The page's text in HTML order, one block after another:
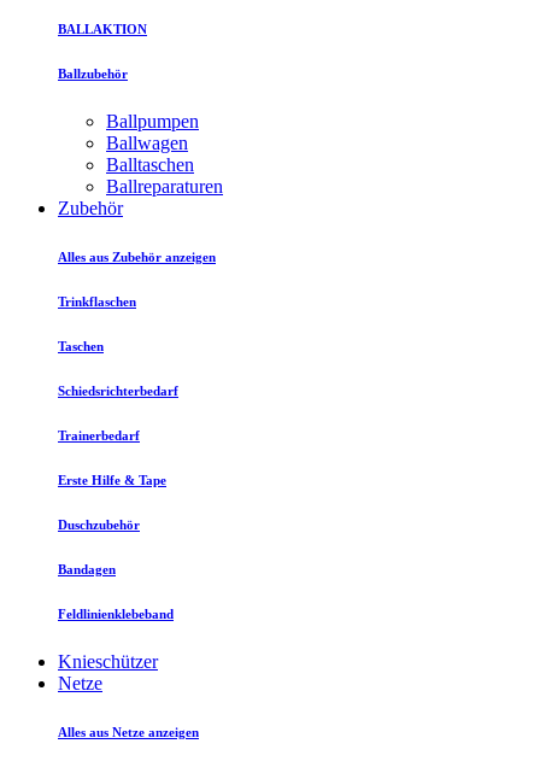
BALLAKTION
Ballzubehör
Ballpumpen
Ballwagen
Balltaschen
Ballreparaturen
Zubehör
Alles aus Zubehör anzeigen
Trinkflaschen
Taschen
Schiedsrichterbedarf
Trainerbedarf
Erste Hilfe & Tape
Duschzubehör
Bandagen
Feldlinienklebeband
Knieschützer
Netze
Alles aus Netze anzeigen